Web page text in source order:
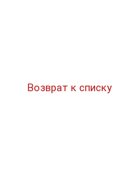
Возврат к списку